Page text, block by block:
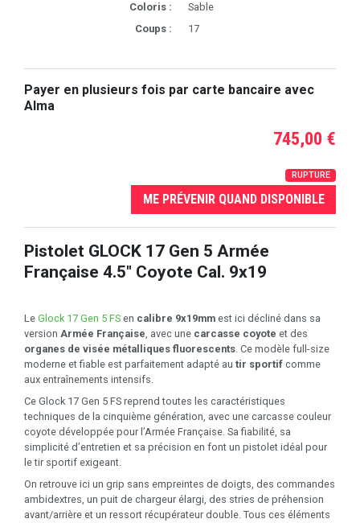
Coloris :
Sable
Coups :
17
Payer en plusieurs fois par carte bancaire avec
Alma
745,00 €
RUPTURE
ME PRÉVENIR QUAND DISPONIBLE
Pistolet GLOCK 17 Gen 5 Armée
Française 4.5" Coyote Cal. 9x19
Le Glock 17 Gen 5 FS en calibre 9x19mm est ici décliné dans sa
version Armée Française, avec une carcasse coyote et des
organes de visée métalliques fluorescents. Ce modèle full-size
moderne et fiable est parfaitement adapté au tir sportif comme
aux entraînements intensifs.
Ce Glock 17 Gen 5 FS reprend toutes les caractéristiques
techniques de la cinquième génération, avec une carcasse couleur
coyote développée pour l’Armée Française. Sa fiabilité, sa
simplicité d’entretien et sa précision en font un pistolet idéal pour
le tir sportif exigeant.
On retrouve ici un grip sans empreintes de doigts, des commandes
ambidextres, un puit de chargeur élargi, des stries de préhension
avant/arrière et un ressort récupérateur double. Tous ces éléments